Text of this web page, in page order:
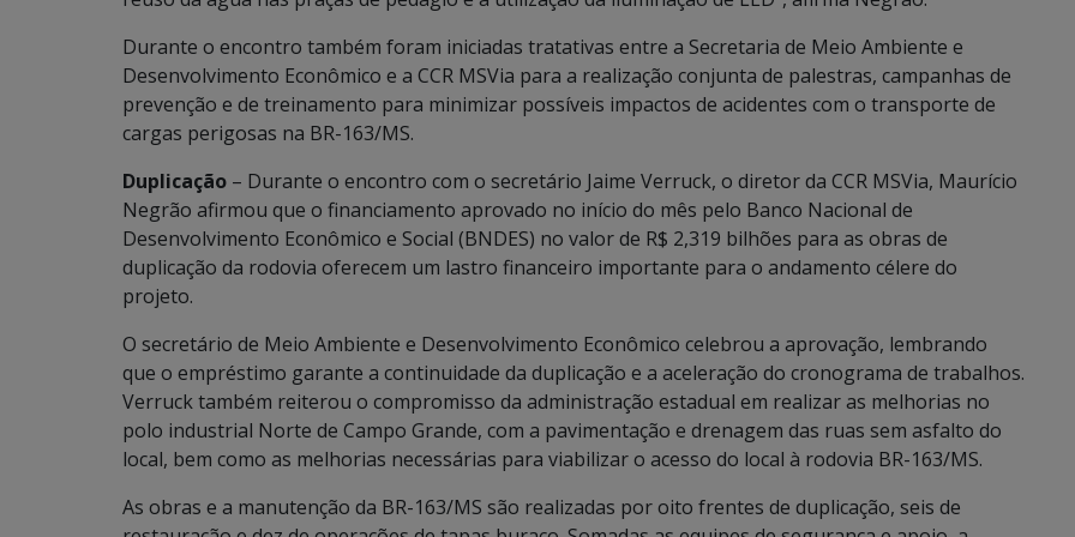
Durante o encontro também foram iniciadas tratativas entre a Secretaria de Meio Ambiente e
Desenvolvimento Econômico e a CCR MSVia para a realização conjunta de palestras, campanhas de
prevenção e de treinamento para minimizar possíveis impactos de acidentes com o transporte de
cargas perigosas na BR-163/MS.
Duplicação – Durante o encontro com o secretário Jaime Verruck, o diretor da CCR MSVia, Maurício
Negrão afirmou que o financiamento aprovado no início do mês pelo Banco Nacional de
Desenvolvimento Econômico e Social (BNDES) no valor de R$ 2,319 bilhões para as obras de
duplicação da rodovia oferecem um lastro financeiro importante para o andamento célere do
projeto.
O secretário de Meio Ambiente e Desenvolvimento Econômico celebrou a aprovação, lembrando
que o empréstimo garante a continuidade da duplicação e a aceleração do cronograma de trabalhos.
Verruck também reiterou o compromisso da administração estadual em realizar as melhorias no
polo industrial Norte de Campo Grande, com a pavimentação e drenagem das ruas sem asfalto do
local, bem como as melhorias necessárias para viabilizar o acesso do local à rodovia BR-163/MS.
As obras e a manutenção da BR-163/MS são realizadas por oito frentes de duplicação, seis de